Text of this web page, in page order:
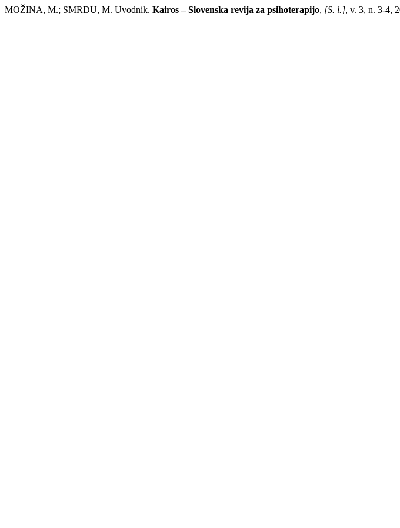
MOŽINA, M.; SMRDU, M. Uvodnik. Kairos – Slovenska revija za psihoterapijo, [S. l.], v. 3, n. 3-4,